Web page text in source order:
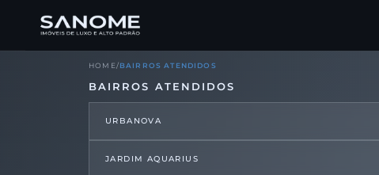
HOME/BAIRROS ATENDIDOS
BAIRROS ATENDIDOS
URBANOVA
JARDIM AQUARIUS